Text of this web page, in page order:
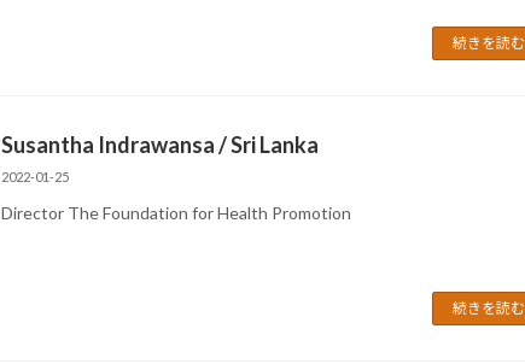
続きを読む
Susantha Indrawansa / Sri Lanka
2022-01-25
Director The Foundation for Health Promotion
続きを読む